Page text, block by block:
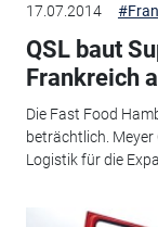
17.07.2014
QSL baut
Frankreich
Die Fast Food
beträchtlich. Meyer
Logistik für die